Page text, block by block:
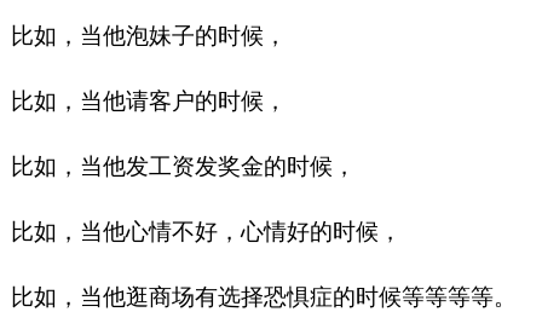
比如，当他泡妹子的时候，
比如，当他请客户的时候，
比如，当他发工资发奖金的时候，
比如，当他心情不好，心情好的时候，
比如，当他逛商场有选择恐惧症的时候等等等等。